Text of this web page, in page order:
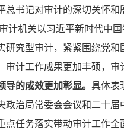
书记对审计的深切关怀和
计机关以习近平新时代中
研究型审计，紧紧围绕党和
审计工作成果更加丰硕，
的成效更加彰显。 具体表
政治局常委会会议和二十
任务落实带动审计工作全